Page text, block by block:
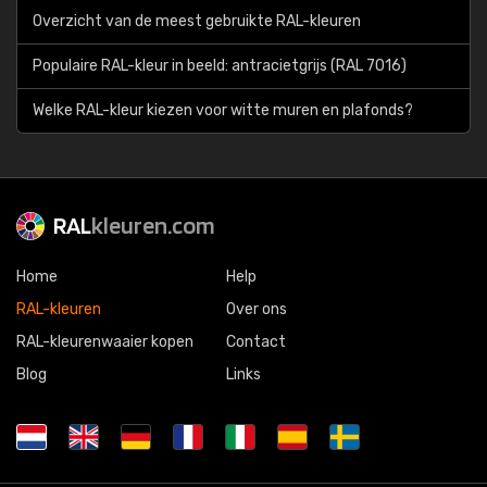
Overzicht van de meest gebruikte RAL-kleuren
Populaire RAL-kleur in beeld: antracietgrijs (RAL 7016)
Welke RAL-kleur kiezen voor witte muren en plafonds?
RALkleuren.com
Home
RAL-kleuren
RAL-kleurenwaaier kopen
Blog
Help
Over ons
Contact
Links